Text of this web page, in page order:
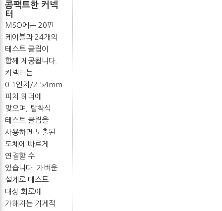
콤팩트한 커넥
터
MSO에는 20핀
케이블과 24개의
테스트 클립이
함께 제공됩니다.
커넥터는
0.1인치/2.54mm
피치 헤더에
맞으며, 탈착식
테스트 클립을
사용하면 노출된
도체에 빠르게
연결할 수
있습니다. 가벼운
설계로 테스트
대상 회로에
가해지는 기계적